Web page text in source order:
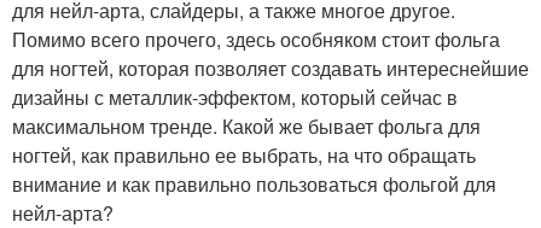
для нейл-арта, слайдеры, а также многое другое.
Помимо всего прочего, здесь особняком стоит фольга
для ногтей, которая позволяет создавать интереснейшие
дизайны с металлик-эффектом, который сейчас в
максимальном тренде. Какой же бывает фольга для
ногтей, как правильно ее выбрать, на что обращать
внимание и как правильно пользоваться фольгой для
нейл-арта?